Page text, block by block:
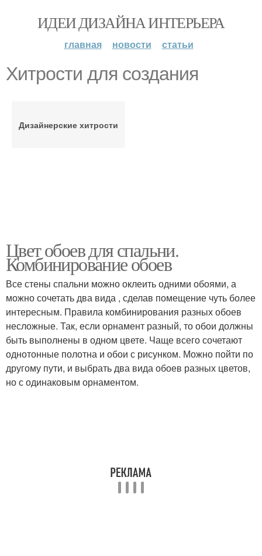
ИДЕИ ДИЗАЙНА ИНТЕРЬЕРА
главная новости статьи
Хитрости для создания
Дизайнерские хитрости
Цвет обоев для спальни.
Комбинирование обоев
Все стены спальни можно оклеить одними обоями, а
можно сочетать два вида , сделав помещение чуть более
интересным. Правила комбинирования разных обоев
несложные. Так, если орнамент разный, то обои должны
быть выполнены в одном цвете. Чаще всего сочетают
однотонные полотна и обои с рисунком. Можно пойти по
другому пути, и выбрать два вида обоев разных цветов,
но с одинаковым орнаментом.